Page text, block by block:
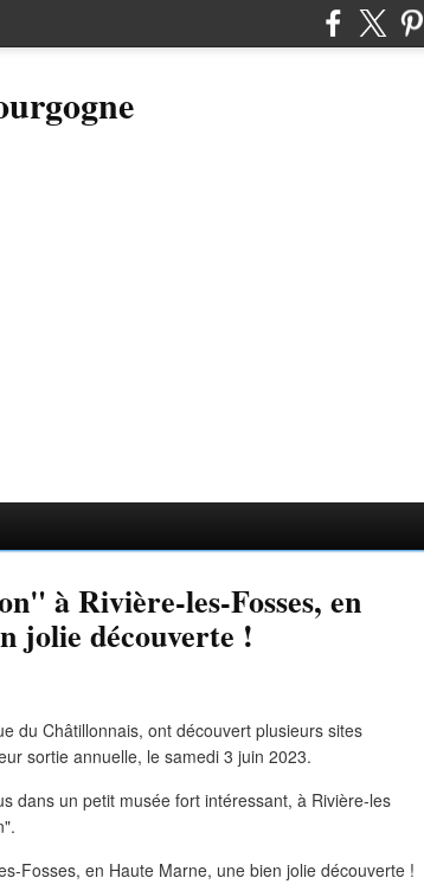
à Rivière-les-Fosses, en
jolie découverte !
du Châtillonnais, ont découvert plusieurs sites
sortie annuelle, le samedi 3 juin 2023.
dans un petit musée fort intéressant, à Rivière-les